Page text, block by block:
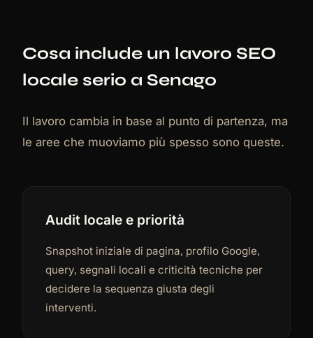
Cosa include un lavoro SEO
locale serio a Senago
Il lavoro cambia in base al punto di partenza, ma
le aree che muoviamo più spesso sono queste.
Audit locale e priorità
Snapshot iniziale di pagina, profilo Google,
query, segnali locali e criticità tecniche per
decidere la sequenza giusta degli
interventi.